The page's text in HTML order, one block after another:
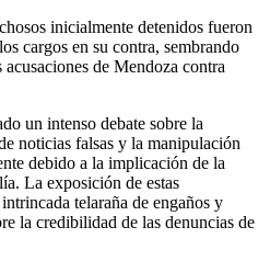
inicialmente detenidos fueron
cargos en su contra, sembrando
de Mendoza contra
un intenso debate sobre la
noticias falsas y la manipulación
debido a la implicación de la
La exposición de estas
telaraña de engaños y
la credibilidad de las denuncias de